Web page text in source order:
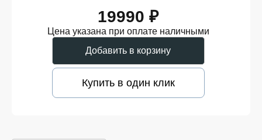
19990 ₽
Цена указана при оплате наличными
Добавить в корзину
Купить в один клик